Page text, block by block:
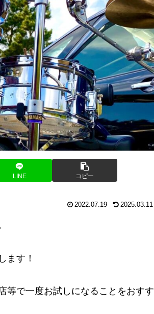
LINE コピー
2022.07.19 2025.03.11
ます！
等で一度お試しになることをおすす